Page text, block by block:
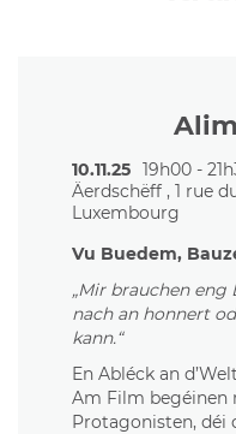
10.11.25 19h00 -
Äerdschëff , 1 rue
Luxembourg
Vu Buedem,
„Mir brauchen
nach an honnert
kann.“
En Abléck an
Am Film begéinen
Protagonisten, déi